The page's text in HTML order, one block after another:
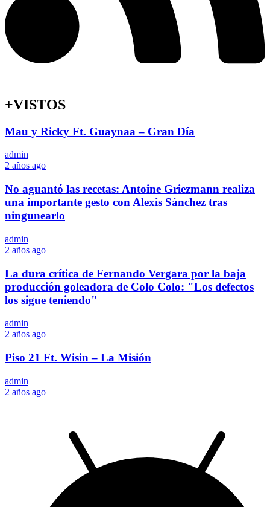
+VISTOS
Mau y Ricky Ft. Guaynaa – Gran Día
admin
2 años ago
No aguantó las recetas: Antoine Griezmann realiza
una importante gesto con Alexis Sánchez tras
ningunearlo
admin
2 años ago
La dura crítica de Fernando Vergara por la baja
producción goleadora de Colo Colo: "Los defectos
los sigue teniendo"
admin
2 años ago
Piso 21 Ft. Wisin – La Misión
admin
2 años ago